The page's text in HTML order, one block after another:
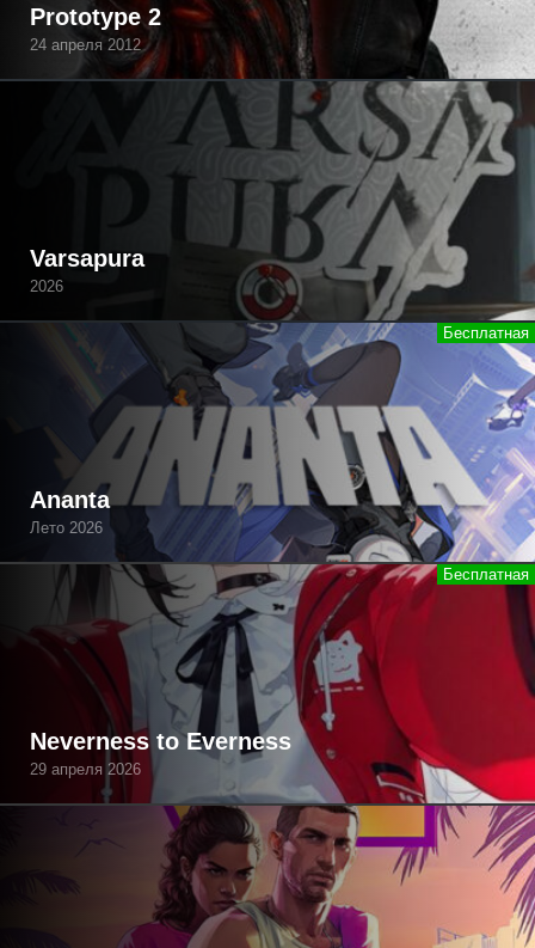
Prototype 2
24 апреля 2012
Varsapura
2026
Ananta
Лето 2026
Neverness to Everness
29 апреля 2026